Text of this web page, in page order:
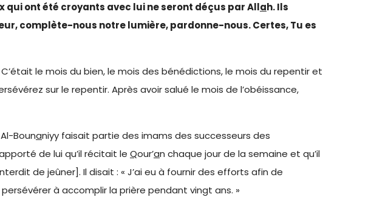
ont été croyants avec lui ne seront déçus par Allah. Ils
complète-nous notre lumière, pardonne-nous. Certes, Tu es
le mois du bien, le mois des bénédictions, le mois du repentir et
sur le repentir. Après avoir salué le mois de l’obéissance,
Bounaniyy faisait partie des imams des successeurs des
de lui qu’il récitait le Qour’an chaque jour de la semaine et qu’il
de jeûner]. Il disait : « J’ai eu à fournir des efforts afin de
à accomplir la prière pendant vingt ans. »